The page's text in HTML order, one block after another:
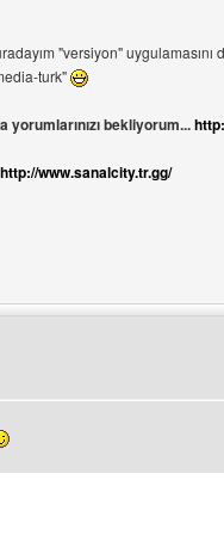
"versiyon" uygulamasını
turk"
yorumlarınızı bekliyorum...
http://www.sanalcity.tr.gg/
ziyaret et: sanalcity